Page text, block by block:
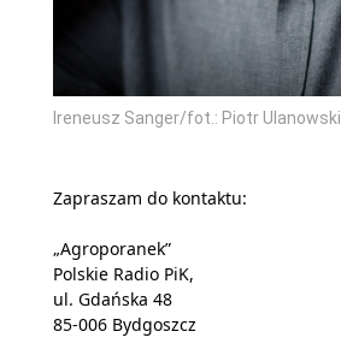
Ireneusz Sanger/fot.: Piotr Ulanowski
Zapraszam do kontaktu:
„Agroporanek”
Polskie Radio PiK,
ul. Gdańska 48
85-006 Bydgoszcz